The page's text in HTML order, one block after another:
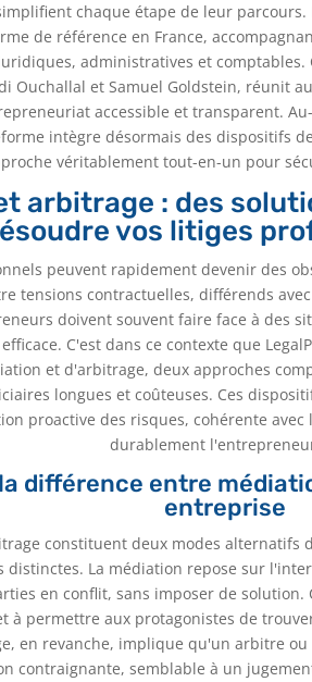
chaque étape de leur parcours.
de référence en France,
administratives et
Ouchallal et Samuel Goldstein, réunit
accessible et transparent.
intègre désormais des dispositifs
véritablement tout-en-un pour
arbitrage : des
vos litiges
peuvent rapidement devenir des
tensions contractuelles, différends
doivent souvent faire face à des
C'est dans ce contexte que
et d'arbitrage, deux approches
longues et coûteuses. Ces
proactive des risques, cohérente
durablement
différence entre
entreprise
constituent deux modes alternatifs
distinctes. La médiation repose sur
en conflit, sans imposer de solution.
à permettre aux protagonistes de
en revanche, implique qu'un arbitre
contraignante, semblable à un